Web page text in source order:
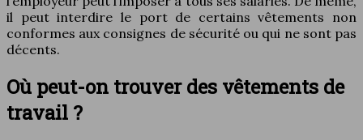
il peut interdire le port de certains vêtements non
conformes aux consignes de sécurité ou qui ne sont pas
décents.
Où peut-on trouver des vêtements de
travail ?